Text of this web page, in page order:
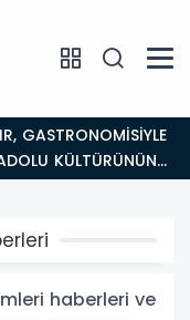
KÜLTÜRÜNÜN
haberleri ve